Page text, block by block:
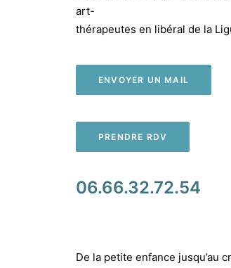
art-
thérapeutes en libéral de la
ENVOYER UN MAIL
PRENDRE RDV
06.66.32.72.54
De la petite enfance jusqu’au